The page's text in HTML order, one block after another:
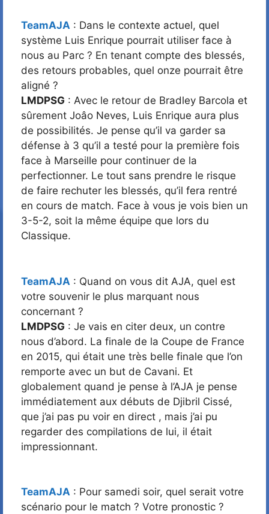
TeamAJA : Dans le contexte actuel, quel
système Luis Enrique pourrait utiliser face à
nous au Parc ? En tenant compte des blessés,
des retours probables, quel onze pourrait être
aligné ?
LMDPSG : Avec le retour de Bradley Barcola et
sûrement Joâo Neves, Luis Enrique aura plus
de possibilités. Je pense qu’il va garder sa
défense à 3 qu’il a testé pour la première fois
face à Marseille pour continuer de la
perfectionner. Le tout sans prendre le risque
de faire rechuter les blessés, qu’il fera rentré
en cours de match. Face à vous je vois bien un
3-5-2, soit la même équipe que lors du
Classique.
TeamAJA : Quand on vous dit AJA, quel est
votre souvenir le plus marquant nous
concernant ?
LMDPSG : Je vais en citer deux, un contre
nous d’abord. La finale de la Coupe de France
en 2015, qui était une très belle finale que l’on
remporte avec un but de Cavani. Et
globalement quand je pense à l’AJA je pense
immédiatement aux débuts de Djibril Cissé,
que j’ai pas pu voir en direct , mais j’ai pu
regarder des compilations de lui, il était
impressionnant.
TeamAJA : Pour samedi soir, quel serait votre
scénario pour le match ? Votre pronostic ?